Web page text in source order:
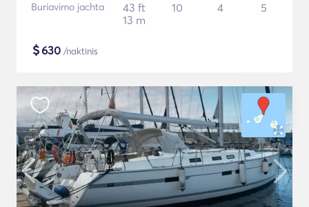
Buriavimo jachta
43 ft
13 m
10 4 5
$630 /naktinis